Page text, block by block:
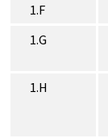
1.F
1.G
1.H